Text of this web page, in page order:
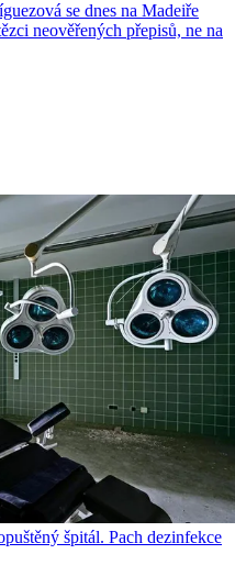
se dnes na Madeiře
neověřených přepisů, ne na
špitál. Pach dezinfekce